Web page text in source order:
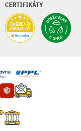
CERTIFIKÁTY